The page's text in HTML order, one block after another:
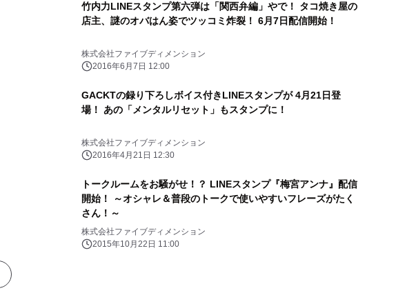
竹内力LINEスタンプ第六弾は「関西弁編」やで！ タコ焼き屋の
店主、謎のオバはん姿でツッコミ炸裂！ 6月7日配信開始！
株式会社ファイブディメンション
2016年6月7日 12:00
GACKTの録り下ろしボイス付きLINEスタンプが 4月21日登
場！ あの「メンタルリセット」もスタンプに！
株式会社ファイブディメンション
2016年4月21日 12:30
トークルームをお騒がせ！？ LINEスタンプ『梅宮アンナ』配信
開始！ ～オシャレ＆普段のトークで使いやすいフレーズがたく
さん！～
株式会社ファイブディメンション
2015年10月22日 11:00